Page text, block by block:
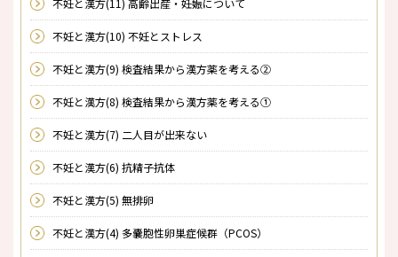
不妊と漢方(11) 高齢出産・妊娠について
不妊と漢方(10) 不妊とストレス
不妊と漢方(9) 検査結果から漢方薬を考える②
不妊と漢方(8) 検査結果から漢方薬を考える①
不妊と漢方(7) 二人目が出来ない
不妊と漢方(6) 抗精子抗体
不妊と漢方(5) 無排卵
不妊と漢方(4) 多嚢胞性卵巣症候群（PCOS）